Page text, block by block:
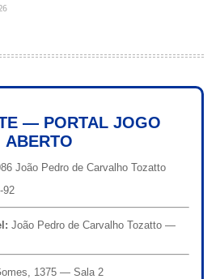
— PORTAL JOGO
ABERTO
João Pedro de Carvalho Tozatto
92
João Pedro de Carvalho Tozatto —
1375 — Sala 2